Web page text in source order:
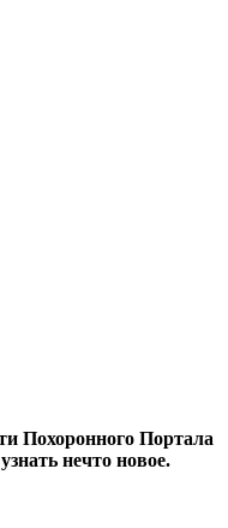
Похоронного Портала
нечто новое.